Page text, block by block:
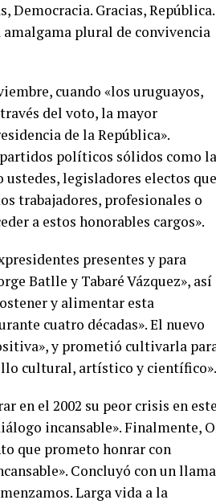
Democracia. Gracias, República.
plural de convivencia
cuando «los uruguayos,
del voto, la mayor
de la República».
políticos sólidos como la
legisladores electos que
trabajadores, profesionales o
a estos honorables cargos».
presentes y para
Batlle y Tabaré Vázquez», así
y alimentar esta
cuatro décadas». El nuevo
y prometió cultivarla
cultural, artístico y científico».
en el 2002 su peor crisis en este
incansable». Finalmente,
que prometo honrar con
Concluyó con un
Larga vida a la